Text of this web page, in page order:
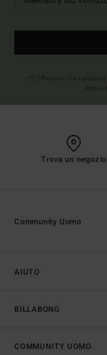
Trova un negozio
AIUTO
BILLABONG
Community Uomo
COMMUNITY UOMO